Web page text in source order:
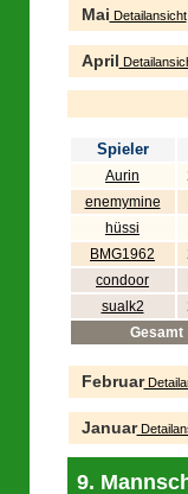
Mai Detailansicht
April
Spieler
Aurin
enemymine
hüssi
BMG1962
condoor
sualk2
Gesamt
Februar
Januar
9.